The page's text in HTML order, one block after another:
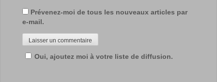
Prévenez-moi de tous les nouveaux articles par
e-mail.
Oui, ajoutez moi à votre liste de diffusion.